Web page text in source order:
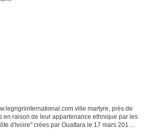
ville martyre, près de
en raison de leur appartenance ethnique par les
d'Ivoire" crées par Ouattara le 17 mars 2011...